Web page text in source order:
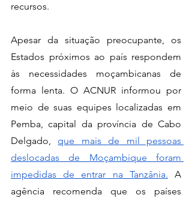
recursos.
Apesar da situação preocupante, os
Estados próximos ao país respondem
às necessidades moçambicanas de
forma lenta. O ACNUR informou por
meio de suas equipes localizadas em
Pemba, capital da província de Cabo
Delgado, que mais de mil pessoas
deslocadas de Moçambique foram
impedidas de entrar na Tanzânia. A
agência recomenda que os países